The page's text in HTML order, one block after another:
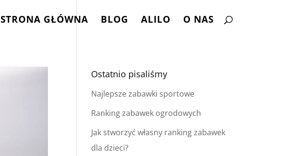
STRONA GŁÓWNA BLOG ALILO O NAS
Ostatnio pisaliśmy
Najlepsze zabawki sportowe
Ranking zabawek ogrodowych
Jak stworzyć własny ranking zabawek
dla dzieci?